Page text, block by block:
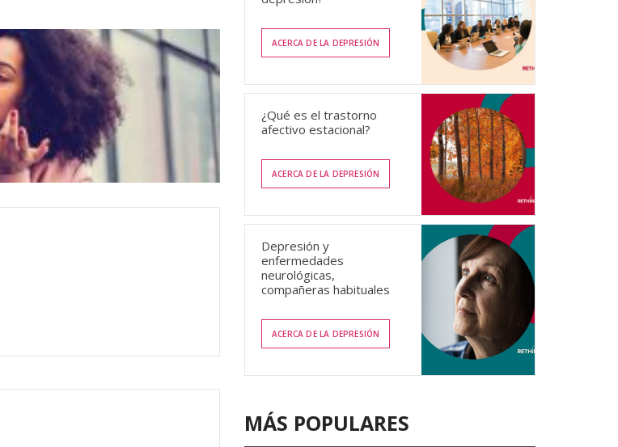
ACERCA DE LA DEPRESIÓN
¿Qué es el trastorno
afectivo estacional?
ACERCA DE LA DEPRESIÓN
Depresión y
enfermedades
neurológicas,
compañeras habituales
ACERCA DE LA DEPRESIÓN
MÁS POPULARES